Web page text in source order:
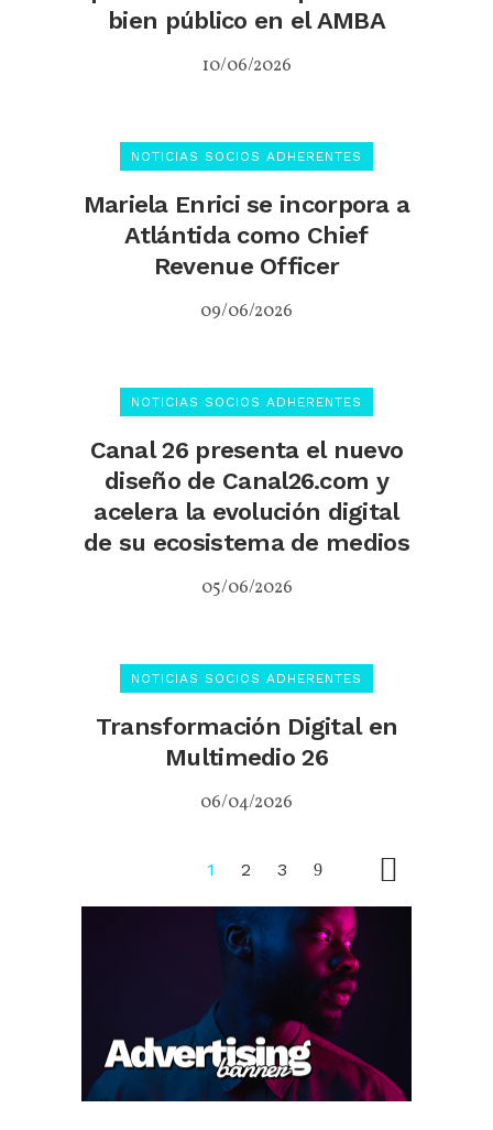
bien público en el AMBA
10/06/2026
NOTICIAS SOCIOS ADHERENTES
Mariela Enrici se incorpora a
Atlántida como Chief
Revenue Officer
09/06/2026
NOTICIAS SOCIOS ADHERENTES
Canal 26 presenta el nuevo
diseño de Canal26.com y
acelera la evolución digital
de su ecosistema de medios
05/06/2026
NOTICIAS SOCIOS ADHERENTES
Transformación Digital en
Multimedio 26
06/04/2026
1 2 3